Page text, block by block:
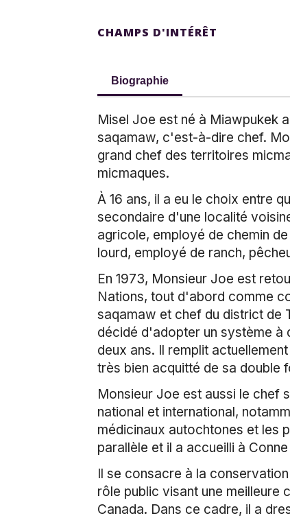
CHAMPS D'INTÉRÊT
Biographie
Misel Joe est né à Miawpukek
saqamaw, c'est-à-dire chef.
grand chef des territoires
micmaques.
À 16 ans, il a eu le choix entre
secondaire d'une localité
agricole, employé de chemin
lourd, employé de ranch,
En 1973, Monsieur Joe est
Nations, tout d'abord comme
saqamaw et chef du district de
décidé d'adopter un système à
deux ans. Il remplit
très bien acquitté de sa double
Monsieur Joe est aussi le chef
national et international,
médicinaux autochtones et les
parallèle et il a accueilli à
Il se consacre à la
rôle public visant une meilleure
Canada. Dans ce cadre, il a